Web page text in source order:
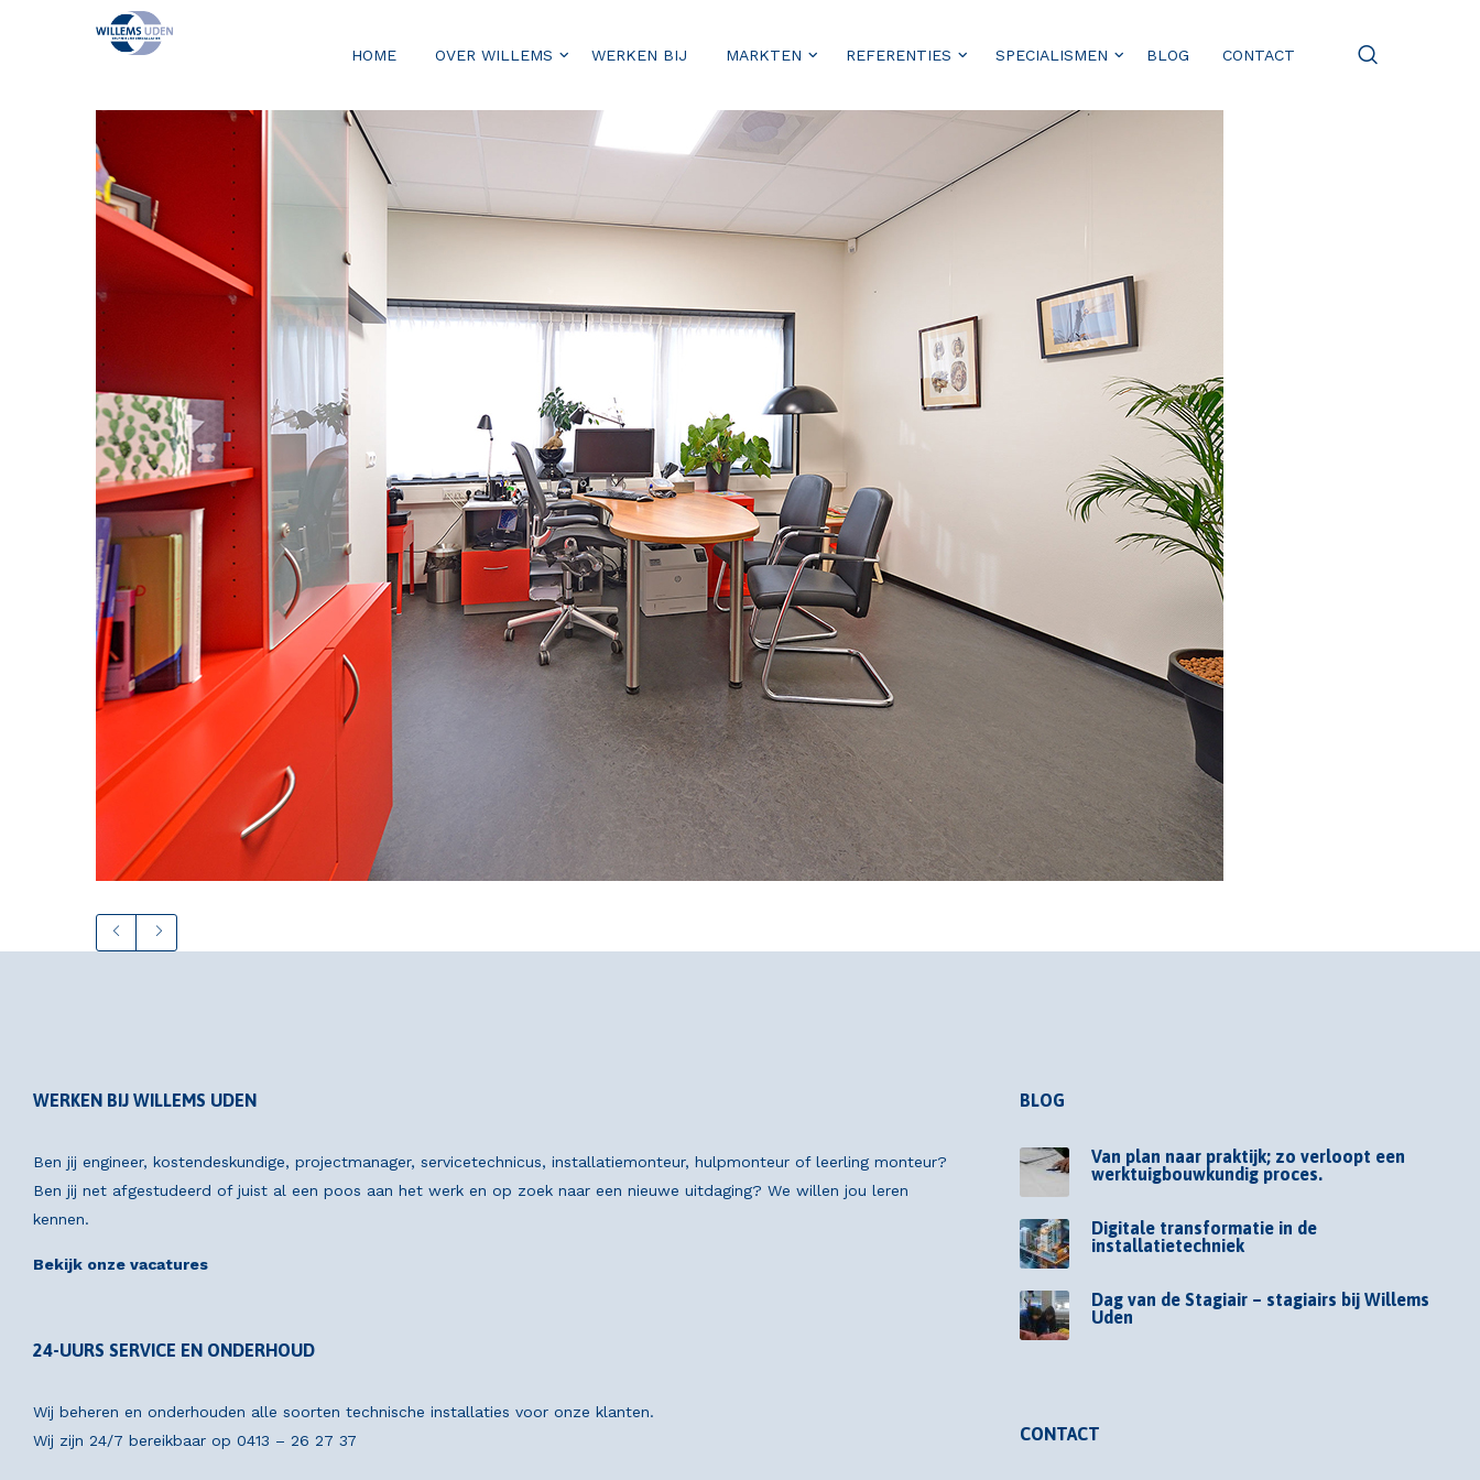
HOME OVER WILLEMS WERKEN BIJ MARKTEN REFERENTIES SPECIALISMEN BLOG CONTACT
WERKEN BIJ WILLEMS UDEN
Ben jij engineer, kostendeskundige, projectmanager, servicetechnicus, installatiemonteur, hulpmonteur of leerling monteur?
Ben jij net afgestudeerd of juist al een poos aan het werk en op zoek naar een nieuwe uitdaging? We willen jou leren
kennen.
Bekijk onze vacatures
24-UURS SERVICE EN ONDERHOUD
Wij beheren en onderhouden alle soorten technische installaties voor onze klanten.
Wij zijn 24/7 bereikbaar op 0413 – 26 27 37
BLOG
Van plan naar praktijk; zo verloopt een
werktuigbouwkundig proces.
Digitale transformatie in de
installatietechniek
Dag van de Stagiair – stagiairs bij Willems
Uden
CONTACT